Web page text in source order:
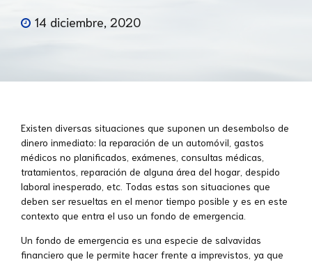
14 diciembre, 2020
Existen diversas situaciones que suponen un desembolso de
dinero inmediato: la reparación de un automóvil, gastos
médicos no planificados, exámenes, consultas médicas,
tratamientos, reparación de alguna área del hogar, despido
laboral inesperado, etc. Todas estas son situaciones que
deben ser resueltas en el menor tiempo posible y es en este
contexto que entra el uso un fondo de emergencia.
Un fondo de emergencia es una especie de salvavidas
financiero que le permite hacer frente a imprevistos, ya que